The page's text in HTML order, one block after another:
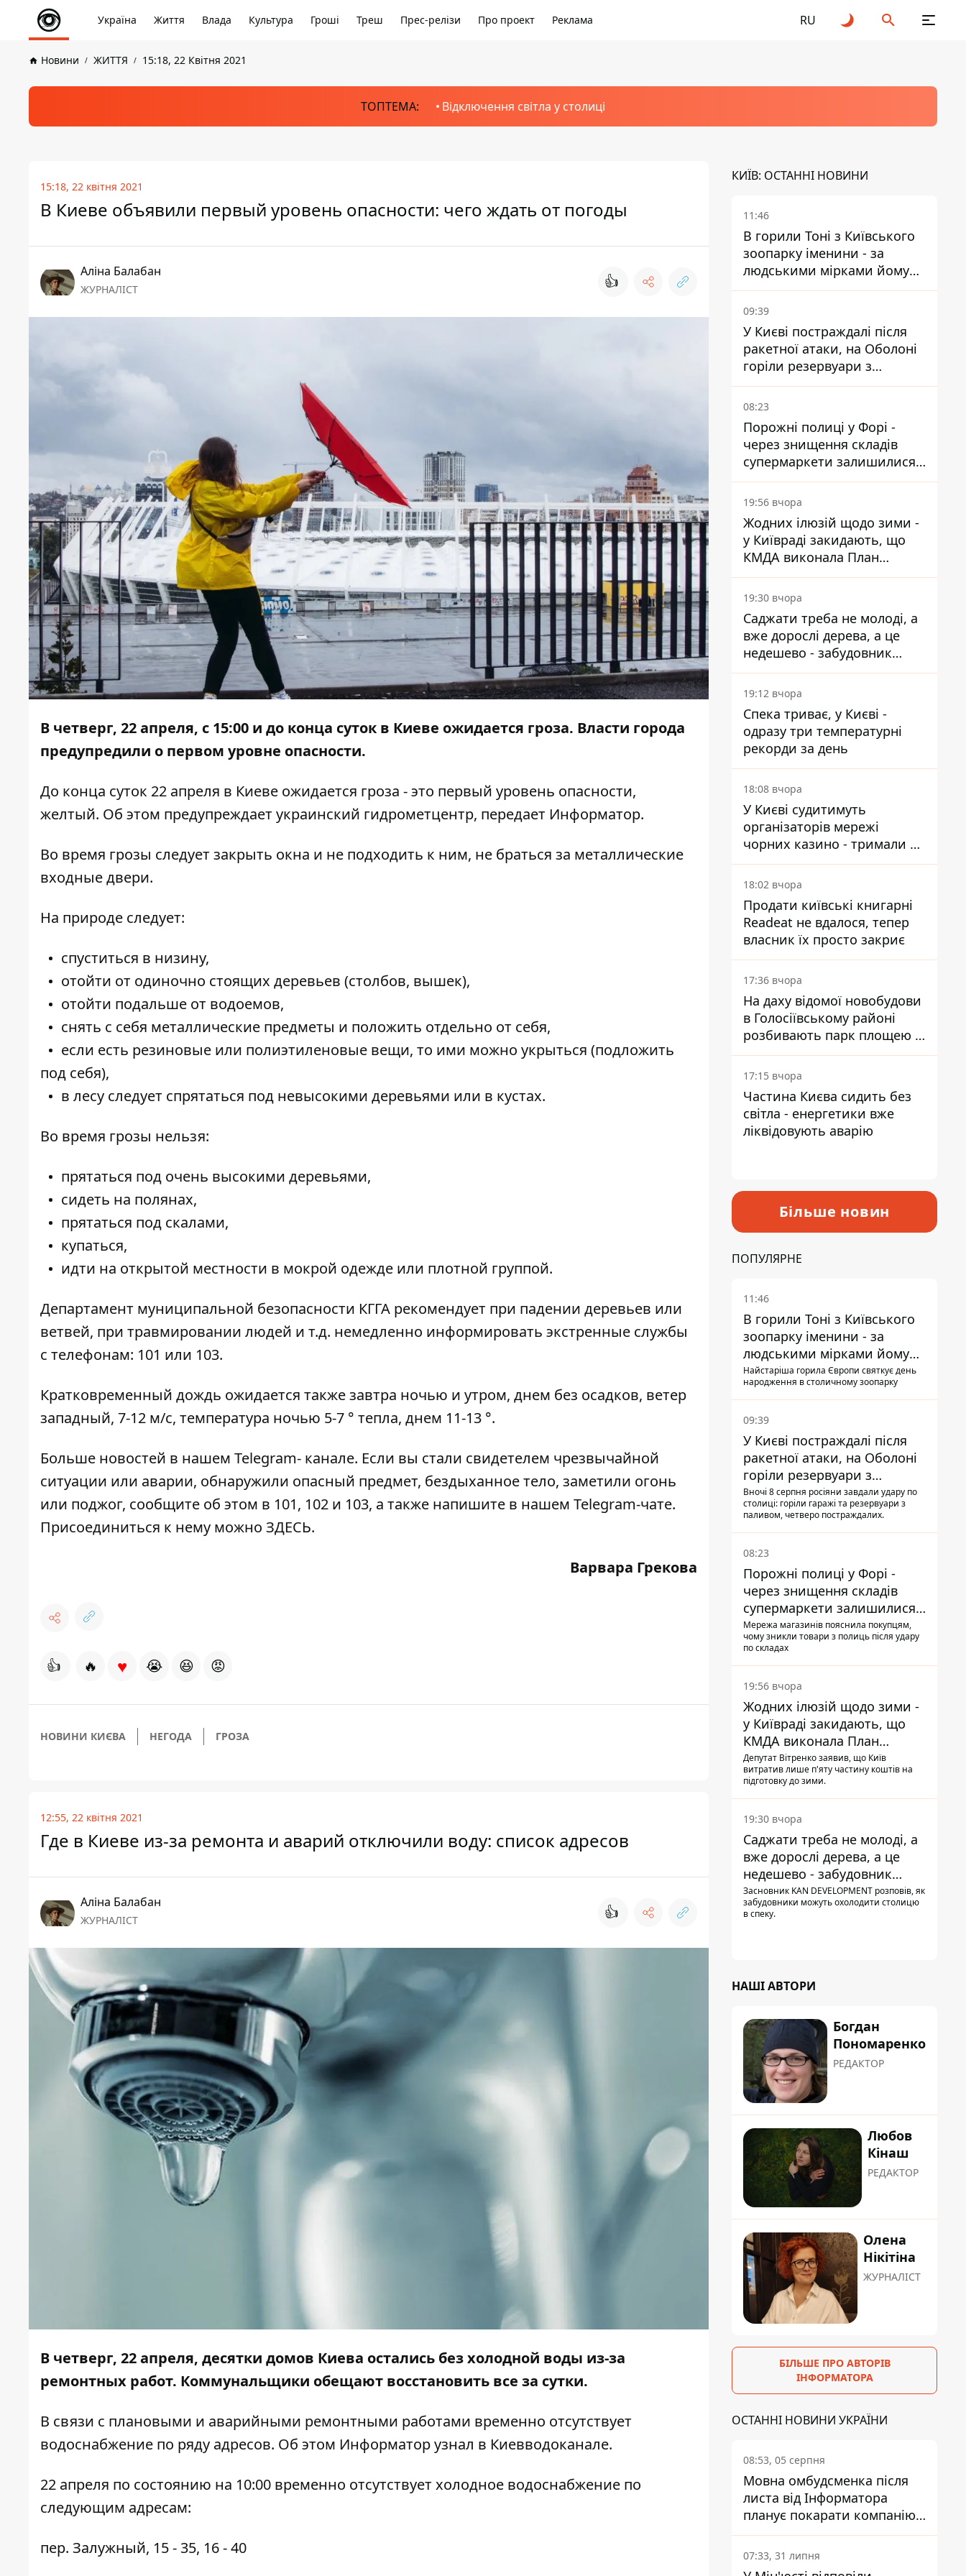
Україна Життя Влада Культура Гроші Треш Прес-релізи Про проект Реклама RU
Новини ЖИТТЯ 15:18, 22 Квітня 2021
ТОПТЕМА: Відключення світла у столиці
15:18, 22 квітня 2021
В Киеве объявили первый уровень опасности: чего ждать от погоды
Аліна Балабан
ЖУРНАЛІСТ 👍
В четверг, 22 апреля, с 15:00 и до конца суток в Киеве ожидается гроза. Власти города
предупредили о первом уровне опасности.
До конца суток 22 апреля в Киеве ожидается гроза - это первый уровень опасности,
желтый. Об этом предупреждает украинский гидрометцентр, передает Информатор.
Во время грозы следует закрыть окна и не подходить к ним, не браться за металлические
входные двери.
На природе следует:
спуститься в низину,
отойти от одиночно стоящих деревьев (столбов, вышек),
отойти подальше от водоемов,
снять с себя металлические предметы и положить отдельно от себя,
если есть резиновые или полиэтиленовые вещи, то ими можно укрыться (подложить
под себя),
в лесу следует спрятаться под невысокими деревьями или в кустах.
Во время грозы нельзя:
прятаться под очень высокими деревьями,
сидеть на полянах,
прятаться под скалами,
купаться,
идти на открытой местности в мокрой одежде или плотной группой.
Департамент муниципальной безопасности КГГА рекомендует при падении деревьев или
ветвей, при травмировании людей и т.д. немедленно информировать экстренные службы
с телефонам: 101 или 103.
Кратковременный дождь ожидается также завтра ночью и утром, днем ​​без осадков, ветер
западный, 7-12 м/с, температура ночью 5-7 ° тепла, днем 11-13 °.
Больше новостей в нашем Telegram- канале. Если вы стали свидетелем чрезвычайной
ситуации или аварии, обнаружили опасный предмет, бездыханное тело, заметили огонь
или поджог, сообщите об этом в 101, 102 и 103, а также напишите в нашем Telegram-чате.
Присоединиться к нему можно ЗДЕСЬ.
Варвара Грекова
👍 🔥 ♥ 😭 😆 😡
НОВИНИ КИЄВА НЕГОДА ГРОЗА
12:55, 22 квітня 2021
Где в Киеве из-за ремонта и аварий отключили воду: список адресов
Аліна Балабан
ЖУРНАЛІСТ 👍
В четверг, 22 апреля, десятки домов Киева остались без холодной воды из-за
ремонтных работ. Коммунальщики обещают восстановить все за сутки.
В связи с плановыми и аварийными ремонтными работами временно отсутствует
водоснабжение по ряду адресов. Об этом Информаторузнал в Киевводоканале.
22 апреля по состоянию на 10:00 временно отсутствует холодное водоснабжение по
следующим адресам:
пер. Залужный, 15 - 35, 16 - 40
КИЇВ: ОСТАННІ НОВИНИ
11:46
В горили Тоні з Київського
зоопарку іменини - за
людськими мірками йому
вже понад 90 років
09:39
У Києві постраждалі після
ракетної атаки, на Оболоні
горіли резервуари з
паливом
08:23
Порожні полиці у Форі -
через знищення складів
супермаркети залишилися
без асортименту
19:56 вчора
Жодних ілюзій щодо зими -
у Київраді закидають, що
КМДА виконала План
стійкості на 20%
19:30 вчора
Саджати треба не молоді, а
вже дорослі дерева, а це
недешево - забудовник
Ніконов
19:12 вчора
Спека триває, у Києві -
одразу три температурні
рекорди за день
18:08 вчора
У Києві судитимуть
організаторів мережі
чорних казино - тримали 39
закладів
18:02 вчора
Продати київські книгарні
Readeat не вдалося, тепер
власник їх просто закриє
17:36 вчора
На даху відомої новобудови
в Голосіївському районі
розбивають парк площею в
гектар
17:15 вчора
Частина Києва сидить без
світла - енергетики вже
ліквідовують аварію
Більше новин
ПОПУЛЯРНЕ
11:46
В горили Тоні з Київського
зоопарку іменини - за
людськими мірками йому
вже понад 90 років
Найстаріша горила Європи святкує день
народження в столичному зоопарку
09:39
У Києві постраждалі після
ракетної атаки, на Оболоні
горіли резервуари з
паливом
Вночі 8 серпня росіяни завдали удару по
столиці: горіли гаражі та резервуари з
паливом, четверо постраждалих.
08:23
Порожні полиці у Форі -
через знищення складів
супермаркети залишилися
без асортименту
Мережа магазинів пояснила покупцям,
чому зникли товари з полиць після удару
по складах
19:56 вчора
Жодних ілюзій щодо зими -
у Київраді закидають, що
КМДА виконала План
стійкості на 20%
Депутат Вітренко заявив, що Київ
витратив лише п'яту частину коштів на
підготовку до зими.
19:30 вчора
Саджати треба не молоді, а
вже дорослі дерева, а це
недешево - забудовник
Ніконов
Засновник KAN DEVELOPMENT розповів, як
забудовники можуть охолодити столицю
в спеку.
НАШІ АВТОРИ
Богдан
Пономаренко
РЕДАКТОР
Любов
Кінаш
РЕДАКТОР
Олена
Нікітіна
ЖУРНАЛІСТ
БІЛЬШЕ ПРО АВТОРІВ
ІНФОРМАТОРА
ОСТАННІ НОВИНИ УКРАЇНИ
08:53, 05 серпня
Мовна омбудсменка після
листа від Інформатора
планує покарати компанію-
підрядника ПриватБанку
07:33, 31 липня